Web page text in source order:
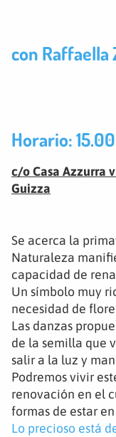
con Raffaella
Horario:
c/o Casa Azzurra
Guizza
Se acerca la
Naturaleza
capacidad de
Un símbolo muy
necesidad de
Las danzas
de la semilla que
salir a la luz y
Podremos vivir
renovación en el
formas de estar
Lo precioso está